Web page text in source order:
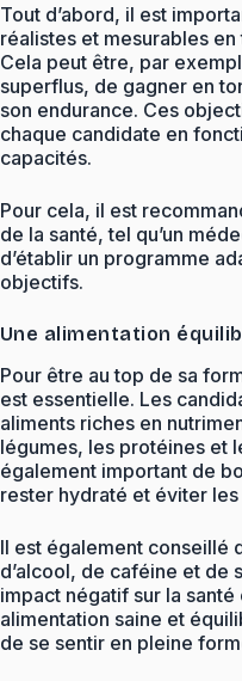
Tout d’abord, il est
réalistes et mesurables
Cela peut être, par
superflus, de gagner en
son endurance. Ces
chaque candidate en
capacités.
Pour cela, il est
de la santé, tel qu’un
d’établir un programme
objectifs.
Une alimentation
Pour être au top de sa
est essentielle. Les
aliments riches en
légumes, les protéines et
également important de
rester hydraté et éviter
Il est également conseillé
d’alcool, de caféine et de
impact négatif sur la
alimentation saine et
de se sentir en pleine